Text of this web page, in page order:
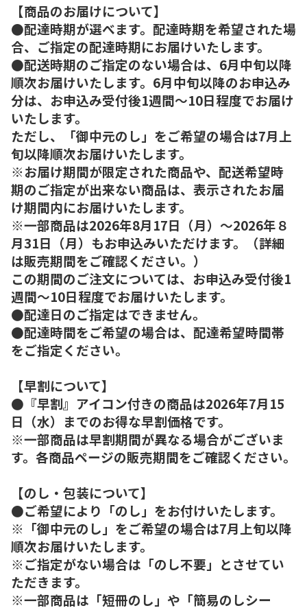
【商品のお届けについて】
●配達時期が選べます。配達時期を希望された場
合、ご指定の配達時期にお届けいたします。
●配送時期のご指定のない場合は、6月中旬以降
順次お届けいたします。6月中旬以降のお申込み
分は、お申込み受付後1週間～10日程度でお届け
いたします。
ただし、「御中元のし」をご希望の場合は7月上
旬以降順次お届けいたします。
※お届け期間が限定された商品や、配送希望時
期のご指定が出来ない商品は、表示されたお届
け期間内にお届けいたします。
※一部商品は2026年8月17日（月）～2026年８
月31日（月）もお申込みいただけます。（詳細
は販売期間をご確認ください。）
この期間のご注文については、お申込み受付後1
週間～10日程度でお届けいたします。
●配達日のご指定はできません。
●配達時間をご希望の場合は、配達希望時間帯
をご指定ください。
【早割について】
●『早割』アイコン付きの商品は2026年7月15
日（水）までのお得な早割価格です。
※一部商品は早割期間が異なる場合がございま
す。各商品ページの販売期間をご確認ください。
【のし・包装について】
●ご希望により「のし」をお付けいたします。
※「御中元のし」をご希望の場合は7月上旬以降
順次お届けいたします。
※ご指定がない場合は「のし不要」とさせてい
ただきます。
※一部商品は「短冊のし」や「簡易のしシー